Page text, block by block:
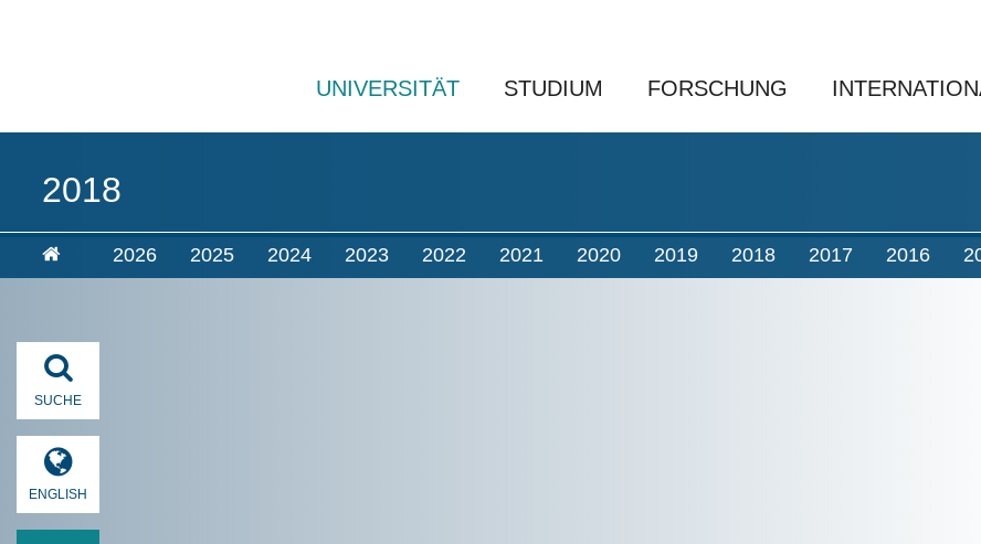
UNIVERSITÄT STUDIUM FORSCHUNG
2018
2026 2025 2024 2023 2022 2021 2020 2019 2018 2017 2016
SUCHE
ENGLISH